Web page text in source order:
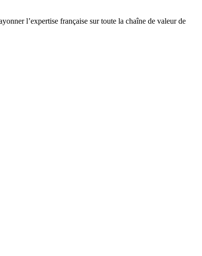
l’expertise française sur toute la chaîne de valeur de